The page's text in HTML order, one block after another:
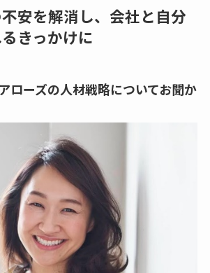
安を解消し、会社と自分
きっかけに
ローズの人材戦略についてお聞か